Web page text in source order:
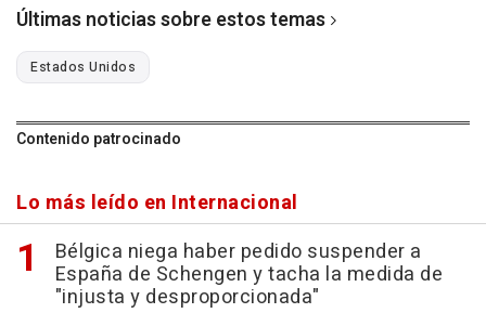
Últimas noticias sobre estos temas
Estados Unidos
Contenido patrocinado
Lo más leído en Internacional
Bélgica niega haber pedido suspender a
España de Schengen y tacha la medida de
"injusta y desproporcionada"